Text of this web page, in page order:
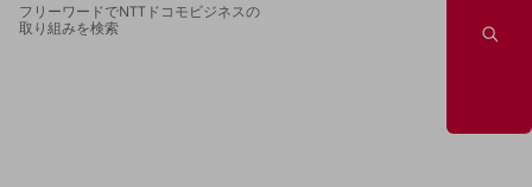
料金TOP
フリーワードでNTTドコモビジネスの
取り組みを検索